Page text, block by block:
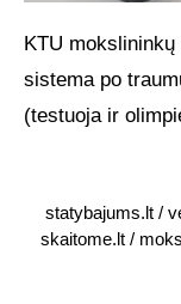
KTU
sistema po
(testuoja ir
statybajums.lt/
skaitome.lt/